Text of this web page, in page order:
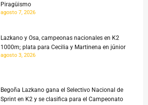
Piragüismo
agosto 7, 2026
Lazkano y Osa, campeonas nacionales en K2
1000m; plata para Cecilia y Martinena en júnior
agosto 3, 2026
Begoña Lazkano gana el Selectivo Nacional de
Sprint en K2 y se clasifica para el Campeonato